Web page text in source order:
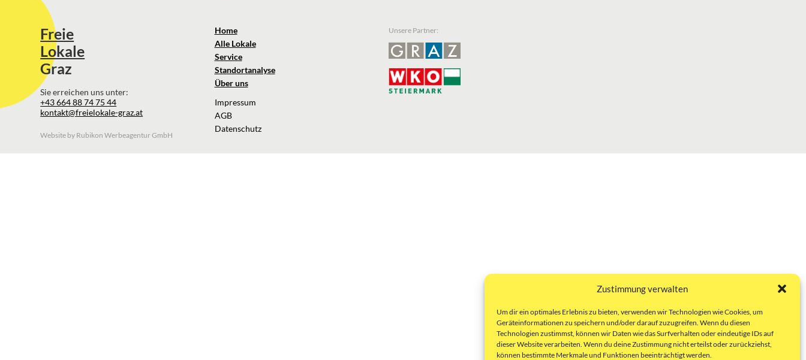
Zustimmung verwalten
Um dir ein optimales Erlebnis zu bieten, verwenden wir Technologien wie Cookies, um
Geräteinformationen zu speichern und/oder darauf zuzugreifen. Wenn du diesen
Technologien zustimmst, können wir Daten wie das Surfverhalten oder eindeutige IDs auf
dieser Website verarbeiten. Wenn du deine Zustimmung nicht erteilst oder zurückziehst,
können bestimmte Merkmale und Funktionen beeinträchtigt werden.
Freie
Lokale
Graz
Sie erreichen uns unter:
+43 664 88 74 75 44
kontakt@freielokale-graz.at
Website by Rubikon Werbeagentur GmbH
Home
Alle Lokale
Service
Standortanalyse
Über uns
Impressum
AGB
Datenschutz
Unsere Partner: